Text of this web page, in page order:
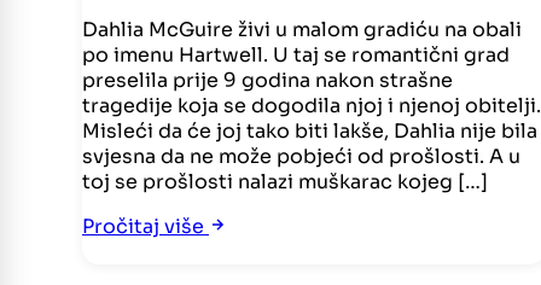
Dahlia McGuire živi u malom gradiću na obali
po imenu Hartwell. U taj se romantični grad
preselila prije 9 godina nakon strašne
tragedije koja se dogodila njoj i njenoj obitelji.
Misleći da će joj tako biti lakše, Dahlia nije bila
svjesna da ne može pobjeći od prošlosti. A u
toj se prošlosti nalazi muškarac kojeg […]
Pročitaj više